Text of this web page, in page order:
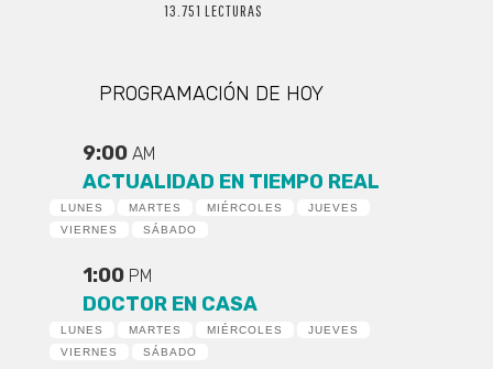
13.751 LECTURAS
PROGRAMACIÓN DE HOY
9:00 AM
ACTUALIDAD EN TIEMPO REAL
LUNES MARTES MIÉRCOLES
JUEVES
VIERNES
SÁBADO
1:00 PM
DOCTOR EN CASA
LUNES MARTES MIÉRCOLES
JUEVES
VIERNES
SÁBADO